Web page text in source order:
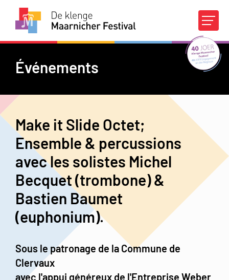
Appuis financiers Médias Contact
Agenda
Concours
À propos du DKMF
Infos pratiques
Événements
Make it Slide Octet;
Ensemble & percussions
avec les solistes Michel
Becquet (trombone) &
Bastien Baumet
(euphonium).
Sous le patronage de la Commune de
Clervaux
avec l'appui généreux de l'Entreprise Weber